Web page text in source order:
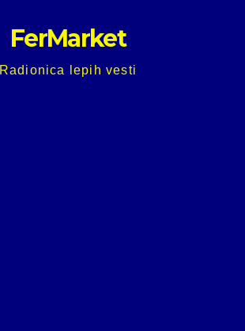
FerMarket
Radionica lepih vesti